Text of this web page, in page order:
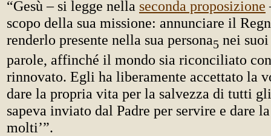
“Gesù – si legge nella seconda proposizione
scopo della sua missione: annunciare il
renderlo presente nella sua persona5 nei
parole, affinché il mondo sia riconciliato
rinnovato. Egli ha liberamente accettato la
dare la propria vita per la salvezza di tutti
sapeva inviato dal Padre per servire e dare
molti’”.